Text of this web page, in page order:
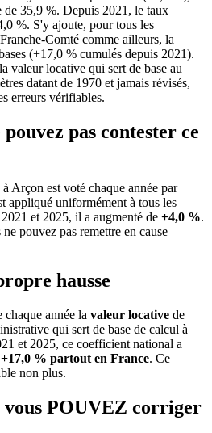
de 35,9 %. Depuis 2021, le taux
%. S'y ajoute, pour tous les
Comté comme ailleurs, la
(+17,0 % cumulés depuis 2021).
valeur locative qui sert de base au
datant de 1970 et jamais révisés,
erreurs vérifiables.
pas contester ce
Arçon est voté chaque année par
appliqué uniformément à tous les
et 2025, il a augmenté de +4,0 %.
pouvez pas remettre en cause
hausse
année la valeur locative de
qui sert de base de calcul à
et 2025, ce coefficient national a
+17,0 % partout en France. Ce
non plus.
POUVEZ corriger